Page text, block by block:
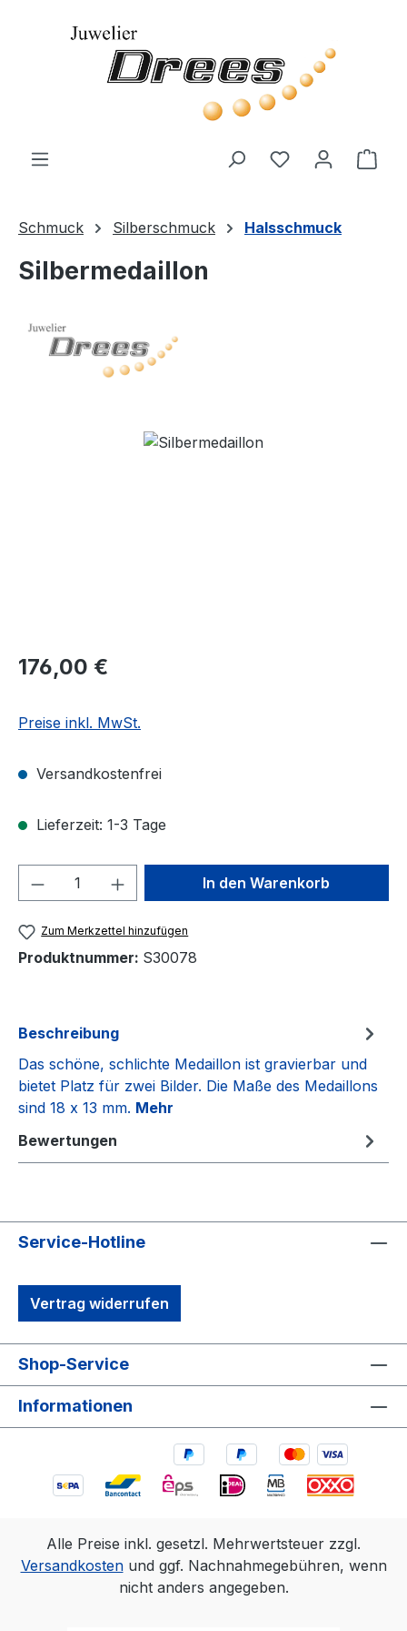
Zum Hauptinhalt springen
Du hast 0
Schmuck Silberschmuck Halsschmuck
Silbermedaillon
Regulärer Preis:
176,00 €
Preise inkl. MwSt.
Versandkostenfrei
Lieferzeit: 1-3 Tage
Produkt Anzahl: Gib denIn den Warenkorb
Zum Merkzettel hinzufügen
Produktnummer: S30078
Beschreibung
Das schöne, schlichte Medaillon ist gravierbar und
bietet Platz für zwei Bilder. Die Maße des Medaillons
sind 18 x 13 mm. Mehr
Bewertungen
Service-Hotline
Vertrag widerrufen
Shop-Service
Informationen
Alle Preise inkl. gesetzl. Mehrwertsteuer zzgl.
Versandkostenund ggf. Nachnahmegebühren, wenn
nicht anders angegeben.